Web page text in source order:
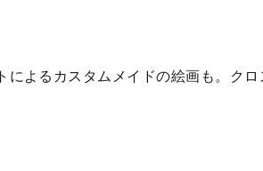
よるカスタムメイドの絵画も。ク